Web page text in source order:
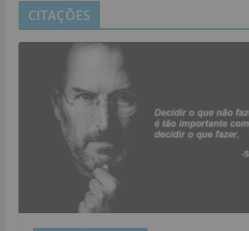
CITAÇÕES